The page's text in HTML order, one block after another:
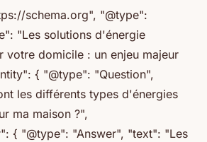
schema.org", "@type":
"Les solutions d'énergie
votre domicile : un enjeu majeur
{ "@type": "Question",
les différents types d'énergies
ma maison ?",
{ "@type": "Answer", "text": "Les